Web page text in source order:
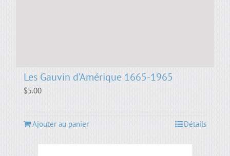
Les Gauvin d’Amérique 1665-1965
$5.00
Ajouter au panier Détails